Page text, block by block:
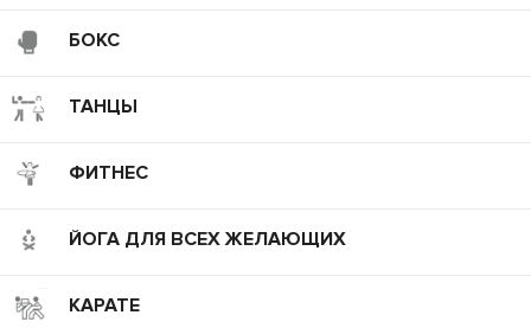
БОКС
ТАНЦЫ
ФИТНЕС
ЙОГА ДЛЯ ВСЕХ ЖЕЛАЮЩИХ
КАРАТЕ